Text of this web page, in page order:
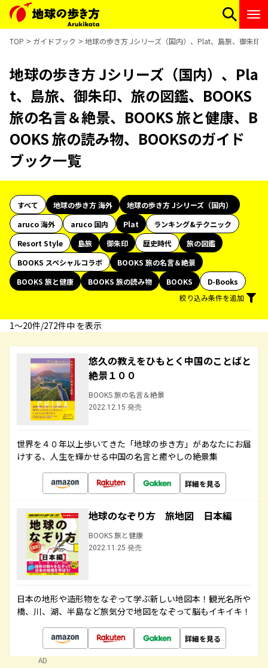
TOP ガイドブック 地球の歩き方 Jシリーズ（国内）、Plat、島旅、御朱印
地球の歩き方 Jシリーズ（国内）、Pla
t、島旅、御朱印、旅の図鑑、BOOKS
旅の名言＆絶景、BOOKS 旅と健康、B
OOKS 旅の読み物、BOOKSのガイド
ブック一覧
すべて 地球の歩き方 海外
地球の歩き方 Jシリーズ（国内）
aruco 海外
aruco 国内 Plat
ランキング&テクニック
Resort Style
島旅 御朱印 歴史時代
旅の図鑑
BOOKS スペシャルコラボ
BOOKS 旅の名言＆絶景
BOOKS 旅と健康
BOOKS 旅の読み物 BOOKS
D-Books
絞り込み条件を追加
1〜20件/272件中 を表示
悠久の教えをひもとく中国のことばと
絶景１００
BOOKS 旅の名言＆絶景
2022.12.15 発売
世界を４０年以上歩いてきた「地球の歩き方」があなたにお届
けする、人生を輝かせる中国の名言と癒やしの絶景集
詳細を見る
地球のなぞり方 旅地図 日本編
BOOKS 旅と健康
2022.11.25 発売
日本の地形や造形物をなぞって学ぶ新しい地図本！観光名所や
橋、川、湖、半島など旅気分で地図をなぞって脳もイキイキ！
詳細を見る
AD